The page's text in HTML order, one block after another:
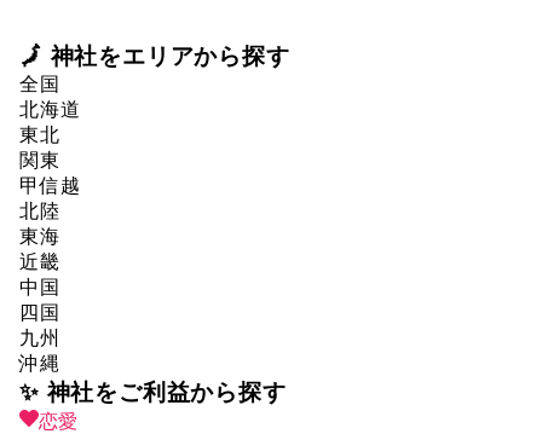
🗾 神社をエリアから探す
全国
北海道
東北
関東
甲信越
北陸
東海
近畿
中国
四国
九州
沖縄
✨ 神社をご利益から探す
恋愛